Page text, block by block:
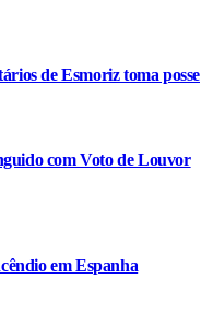
de Esmoriz toma posse
com Voto de Louvor
em Espanha